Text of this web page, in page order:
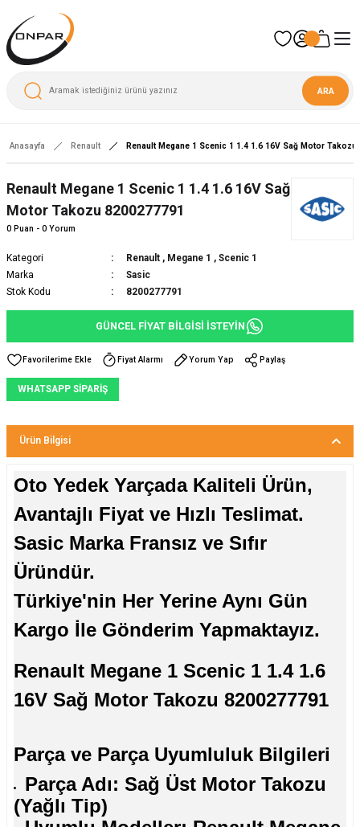
ARA
Anasayfa Renault Renault Megane 1 Scenic 1 1.4 1.6 16V Sağ Motor Takozu
Renault Megane 1 Scenic 1 1.4 1.6 16V Sağ
Motor Takozu 8200277791
0 Puan - 0 Yorum
Kategori Renault , Megane 1 , Scenic 1
Marka
Sasic
Stok Kodu
8200277791
GÜNCEL FİYAT BİLGİSİ İSTEYİN
Fiyat Alarmı Yorum Yap Paylaş
WHATSAPP SİPARİŞ
Ürün Bilgisi
Oto Yedek Yarçada Kaliteli Ürün,
Avantajlı Fiyat ve Hızlı Teslimat.
Sasic Marka Fransız ve Sıfır
Üründür.
Türkiye'nin Her Yerine Aynı Gün
Kargo İle Gönderim Yapmaktayız.
Renault Megane 1 Scenic 1 1.4 1.6
16V Sağ Motor Takozu 8200277791
Parça ve Parça Uyumluluk Bilgileri
Parça Adı: Sağ Üst Motor Takozu
(Yağlı Tip)